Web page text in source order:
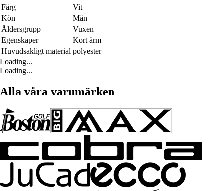
Färg
Vit
Kön
Män
Åldersgrupp
Vuxen
Egenskaper
Kort ärm
Huvudsakligt material polyester
Loading...
Loading...
Alla våra varumärken